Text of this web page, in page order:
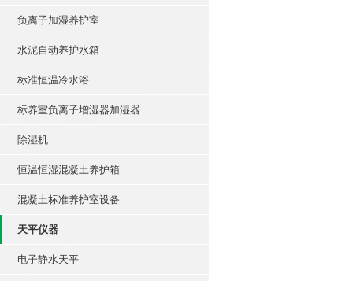
负离子加湿养护室
水泥自动养护水箱
标准恒温冷水浴
标养室负离子增湿器加湿器
除湿机
恒温恒湿混凝土养护箱
混凝土标准养护室设备
天平仪器
电子静水天平